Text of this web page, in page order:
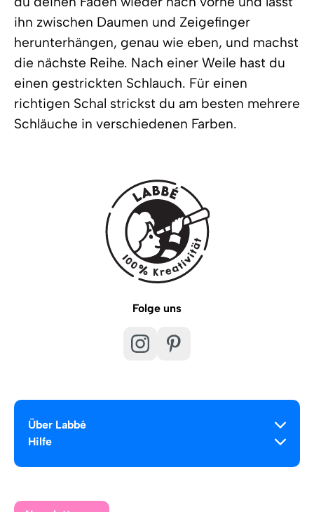
ihn zwischen Daumen und Zeigefinger
herunterhängen, genau wie eben, und machst
die nächste Reihe. Nach einer Weile hast du
einen gestrickten Schlauch. Für einen
richtigen Schal strickst du am besten mehrere
Schläuche in verschiedenen Farben.
Folge uns
Über Labbé
Hilfe